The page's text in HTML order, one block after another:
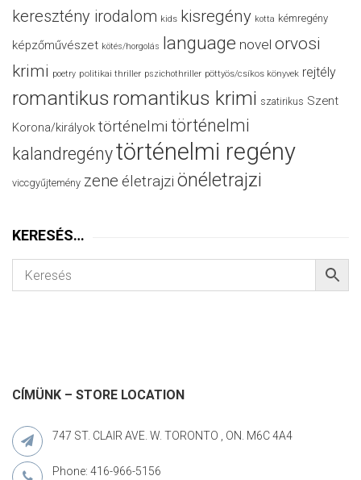
keresztény irodalom kids kisregény kotta kémregény
képzőművészet kötés/horgolás language novel orvosi
krimi poetry politikai thriller pszichothriller pöttyös/csíkos könyvek rejtély
romantikus romantikus krimi szatirikus Szent
Korona/királyok történelmi történelmi
kalandregénytörténelmi regény
viccgyűjtemény zene életrajzi önéletrajzi
KERESÉS…
CÍMÜNK – STORE LOCATION
747 ST. CLAIR AVE. W. TORONTO , ON. M6C 4A4
Phone: 416-966-5156